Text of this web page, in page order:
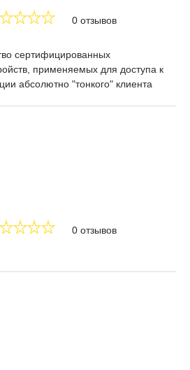
0 отзывов
сертифицированных
применяемых для доступа к
абсолютно "тонкого" клиента
0 отзывов